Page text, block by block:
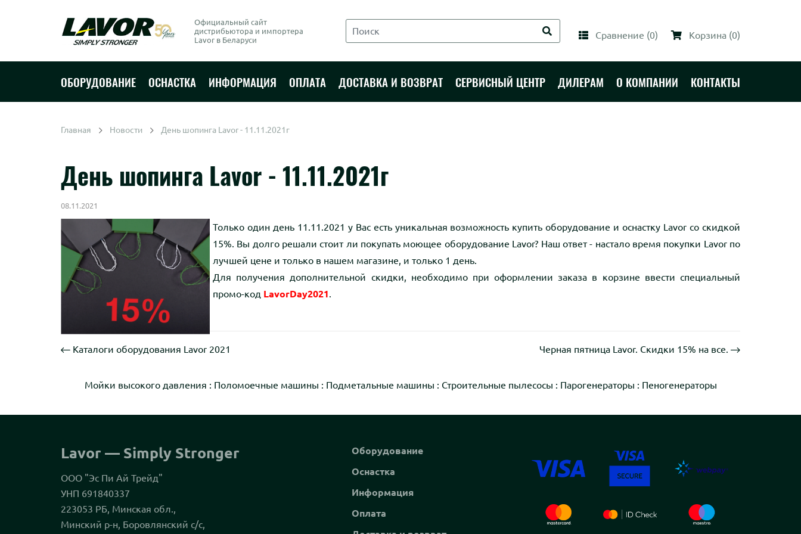
Официальный сайт
дистрибьютора и импортера
Lavor в Беларуси
ОБОРУДОВАНИЕ ОСНАСТКА ИНФОРМАЦИЯ ОПЛАТА ДОСТАВКА И ВОЗВРАТ СЕРВИСНЫЙ ЦЕНТР ДИЛЕРАМ О КОМПАНИИ КОНТАКТЫ
Сравнение (0) Корзина (0)
Главная Новости День шопинга Lavor - 11.11.2021г
День шопинга Lavor - 11.11.2021г
08.11.2021
Только один день 11.11.2021 у Вас есть уникальная возможность купить оборудование и оснастку Lavor со скидкой
15%. Вы долго решали стоит ли покупать моющее оборудование Lavor? Наш ответ - настало время покупки Lavor по
лучшей цене и только в нашем магазине, и только 1 день.
Для получения дополнительной скидки, необходимо при оформлении заказа в корзине ввести специальный
промо-код LavorDay2021.
Каталоги оборудования Lavor 2021 Черная пятница Lavor. Скидки 15% на все.
Мойки высокого давления : Поломоечные машины : Подметальные машины : Строительные пылесосы : Парогенераторы : Пеногенераторы
Lavor — Simply Stronger
ООО "Эс Пи Ай Трейд"
УНП 691840337
223053 РБ, Минская обл.,
Минский р-н, Боровлянский с/с,
Оборудование
Оснастка
Информация
Оплата